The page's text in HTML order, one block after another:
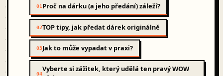
01Proč na dárku (a jeho předání) záleží?
02TOP tipy, jak předat dárek originálně
03Jak to může vypadat v praxi?
04
Vyberte si zážitek, který udělá ten pravý WOW